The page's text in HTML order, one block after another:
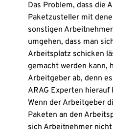
Das Problem, dass die
Paketzusteller mit
sonstigen
umgehen, dass man
Arbeitsplatz schicken
gemacht werden kann,
Arbeitgeber ab, denn
ARAG Experten
Wenn der Arbeitgeber
Paketen an den
sich Arbeitnehmer